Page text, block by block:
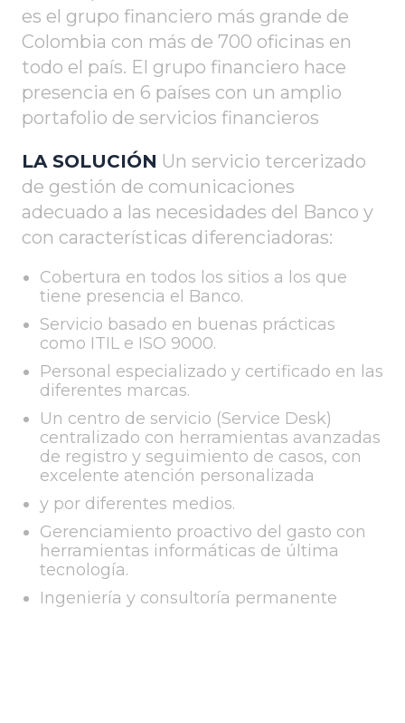
es el grupo financiero más grande de
Colombia con más de 700 oficinas en
todo el país. El grupo financiero hace
presencia en 6 países con un amplio
portafolio de servicios financieros
LA SOLUCIÓN Un servicio tercerizado
de gestión de comunicaciones
adecuado a las necesidades del Banco y
con características diferenciadoras:
Cobertura en todos los sitios a los que
tiene presencia el Banco.
Servicio basado en buenas prácticas
como ITIL e ISO 9000.
Personal especializado y certificado en las
diferentes marcas.
Un centro de servicio (Service Desk)
centralizado con herramientas avanzadas
de registro y seguimiento de casos, con
excelente atención personalizada
y por diferentes medios.
Gerenciamiento proactivo del gasto con
herramientas informáticas de última
tecnología.
Ingeniería y consultoría permanente